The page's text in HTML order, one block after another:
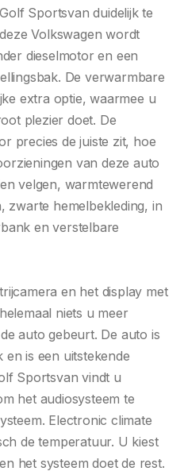
Sportsvan duidelijk te
Volkswagen wordt
dieselmotor en een
De verwarmbare
extra optie, waarmee u
plezier doet. De
precies de juiste zit, hoe
van deze auto
velgen, warmtewerend
zwarte hemelbekleding, in
en verstelbare
en het display met
niets u meer
auto gebeurt. De auto is
is een uitstekende
Sportsvan vindt u
het audiosysteem te
Electronic climate
de temperatuur. U kiest
het systeem doet de rest.